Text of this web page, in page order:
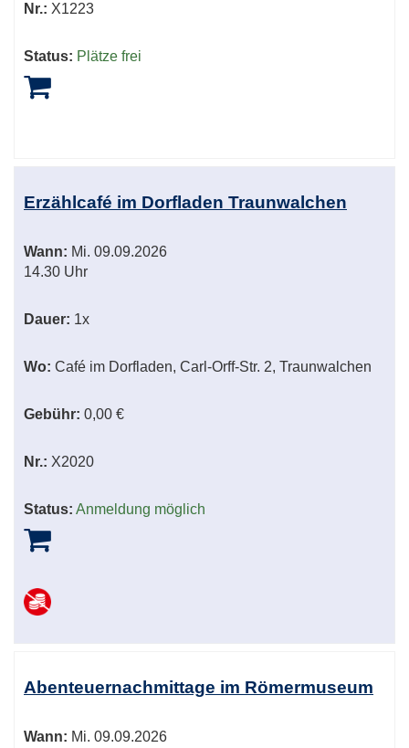
Nr.: X1223
Status: Plätze frei
Erzählcafé im Dorfladen Traunwalchen
Wann: Mi. 09.09.2026
14.30 Uhr
Dauer: 1x
Wo: Café im Dorfladen, Carl-Orff-Str. 2, Traunwalchen
Gebühr: 0,00 €
Nr.: X2020
Status: Anmeldung möglich
Abenteuernachmittage im Römermuseum
Wann: Mi. 09.09.2026